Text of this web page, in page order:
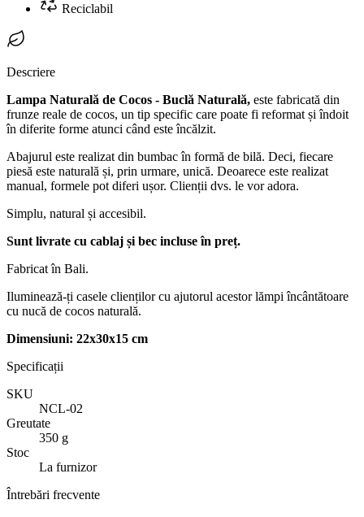
Reciclabil
Descriere
Lampa Naturală de Cocos - Buclă Naturală, este fabricată din
frunze reale de cocos, un tip specific care poate fi reformat și îndoit
în diferite forme atunci când este încălzit.
Abajurul este realizat din bumbac în formă de bilă. Deci, fiecare
piesă este naturală și, prin urmare, unică. Deoarece este realizat
manual, formele pot diferi ușor. Clienții dvs. le vor adora.
Simplu, natural și accesibil.
Sunt livrate cu cablaj și bec incluse în preț.
Fabricat în Bali.
Iluminează-ți casele clienților cu ajutorul acestor lămpi încântătoare
cu nucă de cocos naturală.
Dimensiuni: 22x30x15 cm
Specificații
SKU
NCL-02
Greutate
350 g
Stoc
La furnizor
Întrebări frecvente